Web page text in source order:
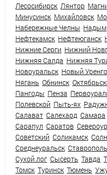
Лесосибирск Лянтор
Минусинск Михайловск
Набережные Челны Надым
Нефтекамск Нефтеюганск
Нижние Серги Нижний
Нижняя Салда Нижняя
Новоуральск Новый
Нягань Обнинск
Пангоды Пенза
Полевской Пыть-ях
Салават Салехард Самара
Сарапул Саратов
Советский Соликамск
Среднеуральск Ставрополь
Сухой лог Сысерть Тавда
Томск Туринск Тюмень